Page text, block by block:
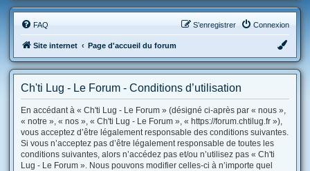
FAQ Connexion
S’enregistrer
Site internet Page d'accueil du forum
Ch'ti Lug - Le Forum - Conditions d’utilisation
En accédant à « Ch'ti Lug - Le Forum » (désigné ci-après par « nous »,
« notre », « nos », « Ch'ti Lug - Le Forum », « https://forum.chtilug.fr »),
vous acceptez d’être légalement responsable des conditions suivantes.
Si vous n’acceptez pas d’être légalement responsable de toutes les
conditions suivantes, alors n’accédez pas et/ou n’utilisez pas « Ch'ti
Lug - Le Forum ». Nous pouvons modifier celles-ci à n’importe quel